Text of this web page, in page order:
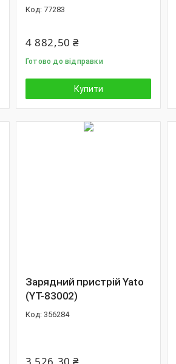
77283
4 882,50 ₴
Готово до відправки
Купити
Зарядний пристрій Yato
(YT-83002)
356284
3 526,30 ₴